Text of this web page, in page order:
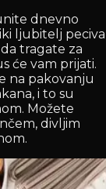
dnevno
ljubitelj peciva
tragate za
će vam prijati.
na pakovanju
i to su
Možete
divljim